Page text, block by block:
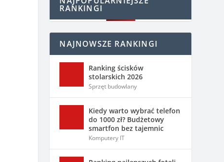
RANKINGI
NAJNOWSZE RANKINGI
Ranking ścisków
stolarskich 2026
Sprzęt budowlany
Kiedy warto wybrać telefon
do 1000 zł? Budżetowy
smartfon bez tajemnic
Komputery IT